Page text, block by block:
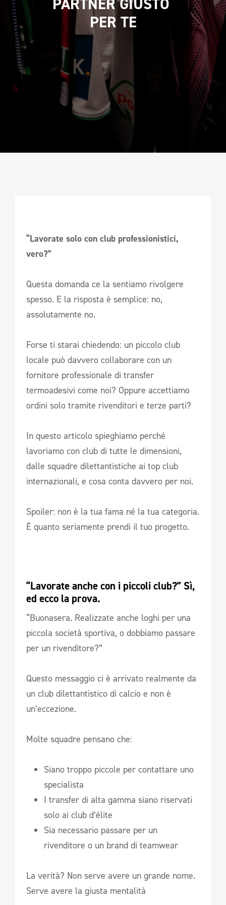
PER TE
“Lavorate solo con club professionistici,
vero?”
Questa domanda ce la sentiamo rivolgere
spesso. E la risposta è semplice: no,
assolutamente no.
Forse ti starai chiedendo: un piccolo club
locale può davvero collaborare con un
fornitore professionale di transfer
termoadesivi come noi? Oppure accettiamo
ordini solo tramite rivenditori e terze parti?
In questo articolo spieghiamo perché
lavoriamo con club di tutte le dimensioni,
dalle squadre dilettantistiche ai top club
internazionali, e cosa conta davvero per noi.
Spoiler: non è la tua fama né la tua categoria.
È quanto seriamente prendi il tuo progetto.
“Lavorate anche con i piccoli club?” Sì,
ed ecco la prova.
“Buonasera. Realizzate anche loghi per una
piccola società sportiva, o dobbiamo passare
per un rivenditore?”
Questo messaggio ci è arrivato realmente da
un club dilettantistico di calcio e non è
un’eccezione.
Molte squadre pensano che:
Siano troppo piccole per contattare uno
specialista
I transfer di alta gamma siano riservati
solo ai club d’élite
Sia necessario passare per un
rivenditore o un brand di teamwear
La verità? Non serve avere un grande nome.
Serve avere la giusta mentalità